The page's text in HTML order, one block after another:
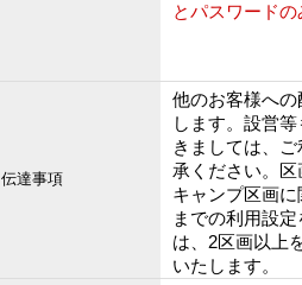
とパスワード
伝達事項
他のお客様へ
します。設営
きましては、
承ください。
キャンプ区画
までの利用設
は、2区画以上
いたします。